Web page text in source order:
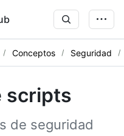
Conceptos Seguridad
scripts
de seguridad